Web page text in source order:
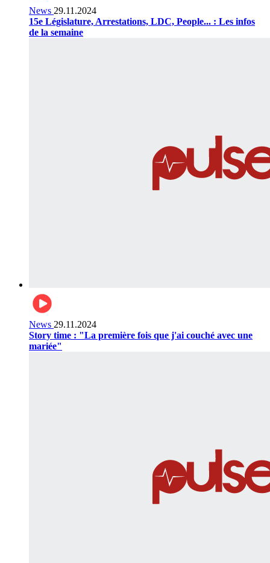
News 29.11.2024
15e Législature, Arrestations, LDC, People... : Les infos
de la semaine
News 29.11.2024
Story time : "La première fois que j'ai couché avec une
mariée"